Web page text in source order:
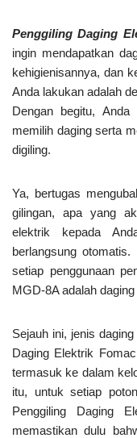
Penggiling Daging
ingin mendapatkan
kehigienisannya, dan
Anda lakukan adalah
Dengan begitu,
memilih daging serta
digiling.
Ya, bertugas
gilingan, apa yang
elektrik kepada
berlangsung
setiap penggunaan
MGD-8A adalah
Sejauh ini, jenis
Daging Elektrik
termasuk ke dalam
itu, untuk setiap
Penggiling Daging
memastikan dulu